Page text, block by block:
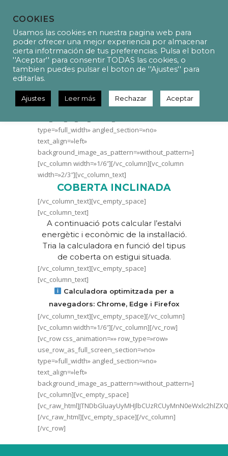
CALCULADORA
SOLAR_COBERTA INCLINADA
[vc_row css_animation=»» row_type=»row»
type=»full_width» angled_section=»no»
text_align=»left»
background_image_as_pattern=»without_pattern»]
[vc_column width=»1/6″][/vc_column][vc_column
width=»2/3″][vc_column_text]
COBERTA INCLINADA
[/vc_column_text][vc_empty_space]
[vc_column_text]
A continuació pots calcular l’estalvi
energètic i econòmic de la instal·lació.
Tria la calculadora en funció del tipus
de coberta on estigui situada.
[/vc_column_text][vc_empty_space]
[vc_column_text]
Calculadora optimitzada per a
navegadors: Chrome, Edge i Firefox
[/vc_column_text][vc_empty_space][/vc_column]
[vc_column width=»1/6″][/vc_column][/vc_row]
[vc_row css_animation=»» row_type=»row»
use_row_as_full_screen_section=»no»
type=»full_width» angled_section=»no»
text_align=»left»
background_image_as_pattern=»without_pattern»]
[vc_column][vc_empty_space]
[/vc_raw_html][vc_empty_space][/vc_column]
[/vc_row]
COOKIES
Usamos las cookies en nuestra pagina web para
poder ofrecer una mejor experiencia por almacenar
cierta infotrmación de tus preferencias. Pulsa el boton
''Aceptar'' para consentir TODAS las cookies, o
tambien puedes pulsar el boton de ''Ajustes'' para
editarlas.
Ajustes Leer más Rechazar Aceptar